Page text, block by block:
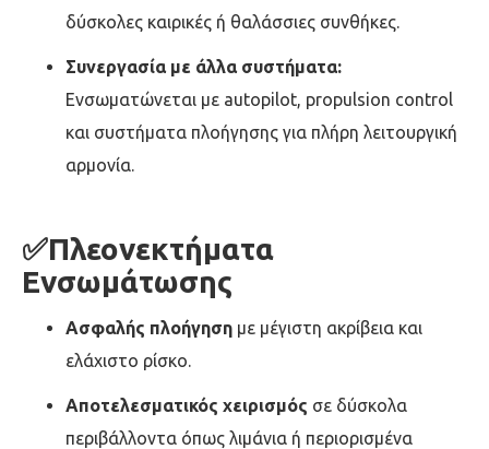
δύσκολες καιρικές ή θαλάσσιες συνθήκες.
Συνεργασία με άλλα συστήματα:
Ενσωματώνεται με autopilot, propulsion control
και συστήματα πλοήγησης για πλήρη λειτουργική
αρμονία.
✅Πλεονεκτήματα
Ενσωμάτωσης
Ασφαλής πλοήγηση με μέγιστη ακρίβεια και
ελάχιστο ρίσκο.
Αποτελεσματικός χειρισμός σε δύσκολα
περιβάλλοντα όπως λιμάνια ή περιορισμένα